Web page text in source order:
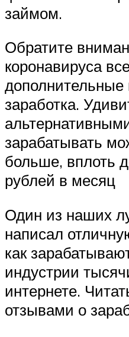
займом.
Обратите
коронавируса
дополнительные
заработка.
зарабатывать
больше, вплоть
рублей в месяц
Один из наших
написал
как
индустрии
интернете.
отзывами о